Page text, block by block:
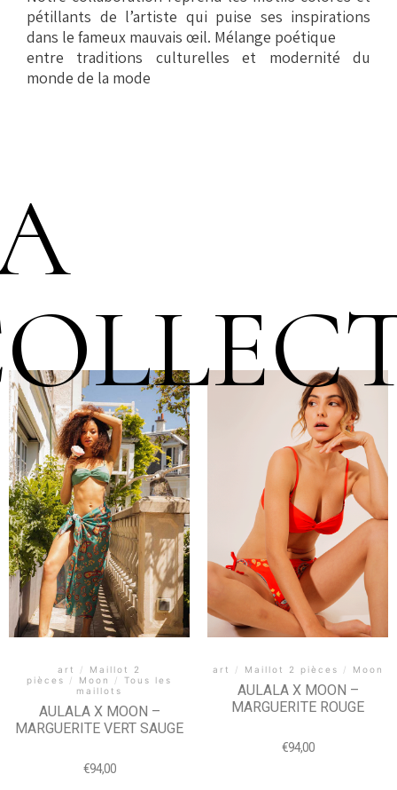
pétillants de l’artiste qui puise ses inspirations
dans le fameux mauvais œil. Mélange poétique
entre traditions culturelles et modernité du
monde de la mode
art /
Maillot 2
pièces
/ Moon /
Tous les
maillots
AULALA X MOON –
MARGUERITE VERT SAUGE
€94,00
art / Maillot 2 pièces / Moon
AULALA X MOON –
MARGUERITE ROUGE
€94,00